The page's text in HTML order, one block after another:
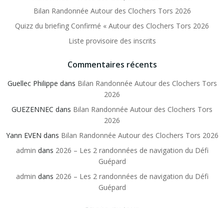
Bilan Randonnée Autour des Clochers Tors 2026
Quizz du briefing Confirmé « Autour des Clochers Tors 2026
Liste provisoire des inscrits
Commentaires récents
Guellec Philippe dans Bilan Randonnée Autour des Clochers Tors
2026
GUEZENNEC dans Bilan Randonnée Autour des Clochers Tors
2026
Yann EVEN dans Bilan Randonnée Autour des Clochers Tors 2026
admin dans 2026 – Les 2 randonnées de navigation du Défi
Guépard
admin dans 2026 – Les 2 randonnées de navigation du Défi
Guépard